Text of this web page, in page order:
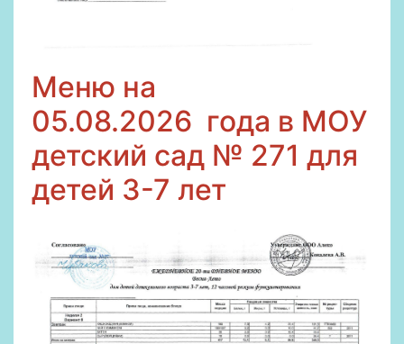
Меню на
05.08.2026 года в МОУ
детский сад № 271 для
детей 3-7 лет